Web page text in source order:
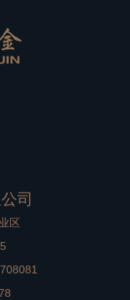
司
区